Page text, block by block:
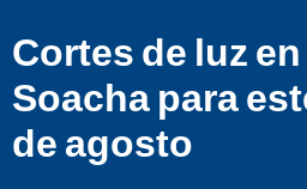
Cortes de luz
Soacha para
de agosto